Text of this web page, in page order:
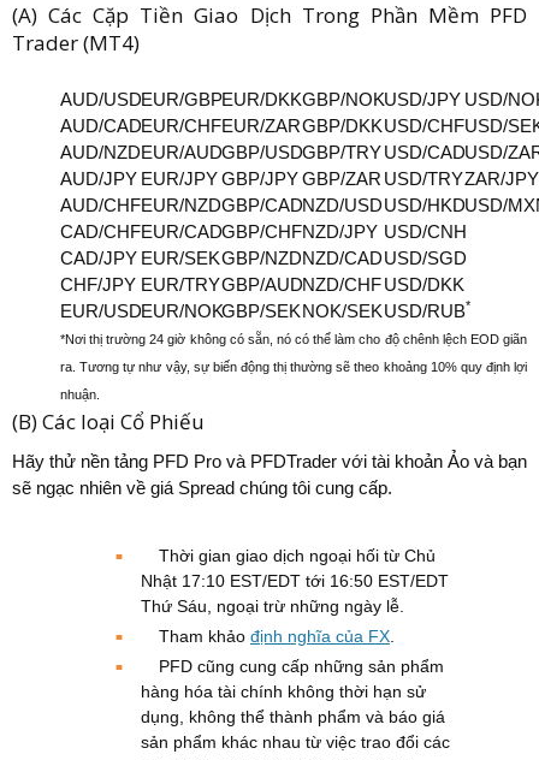
(A) Các Cặp Tiền Giao Dịch Trong Phần Mềm PFD
Trader (MT4)
AUD/USD
AUD/CAD
AUD/NZD
AUD/JPY
AUD/CHF
CAD/CHF
CAD/JPY
CHF/JPY
EUR/USD
EUR/GBP
EUR/CHF
EUR/AUD
EUR/JPY
EUR/NZD
EUR/CAD
EUR/SEK
EUR/TRY
EUR/NOK
EUR/DKK
EUR/ZAR
GBP/USD
GBP/JPY
GBP/CAD
GBP/CHF
GBP/NZD
GBP/AUD
GBP/SEK
GBP/NOK
GBP/DKK
GBP/TRY
GBP/ZAR
NZD/USD
NZD/JPY
NZD/CAD
NZD/CHF
NOK/SEK
USD/JPY
USD/CHF
USD/CAD
USD/TRY
USD/HKD
USD/CNH
USD/SGD
USD/DKK
USD/RUB*
USD/
USD/
USD/
ZAR/JPY
USD/
*Nơi thị trường 24 giờ không có sẵn, nó có thể làm cho độ chênh lệch EOD giãn
ra. Tương tự như vậy, sự biến động thị thường sẽ theo khoảng 10% quy định lợi
nhuận.
(B) Các loại Cổ Phiếu
Hãy thử nền tảng PFD Pro và PFDTrader với tài khoản Ảo và bạn
sẽ ngạc nhiên về giá Spread chúng tôi cung cấp.
Thời gian giao dịch ngoại hối từ Chủ
Nhật 17:10 EST/EDT tới 16:50 EST/EDT
Thứ Sáu, ngoại trừ những ngày lễ.
Tham khảo định nghĩa của FX.
PFD cũng cung cấp những sản phẩm
hàng hóa tài chính không thời hạn sử
dụng, không thể thành phẩm và báo giá
sản phẩm khác nhau từ việc trao đổi các